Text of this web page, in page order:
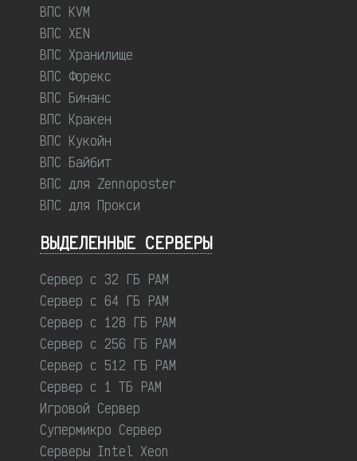
ВПС KVM
ВПС XEN
ВПС Хранилище
ВПС Форекс
ВПС Бинанс
ВПС Кракен
ВПС Кукойн
ВПС Байбит
ВПС для Zennoposter
ВПС для Прокси
ВЫДЕЛЕННЫЕ CЕРВЕРЫ
Сервер с 32 ГБ РАМ
Сервер с 64 ГБ РАМ
Сервер с 128 ГБ РАМ
Сервер с 256 ГБ РАМ
Сервер с 512 ГБ РАМ
Сервер с 1 ТБ РАМ
Игровой Сервер
Супермикро Сервер
Серверы Intel Xeon